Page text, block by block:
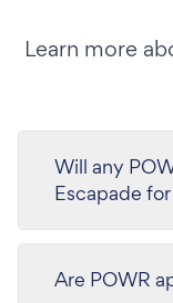
Learn more
Will any
Escapade
Are POWR